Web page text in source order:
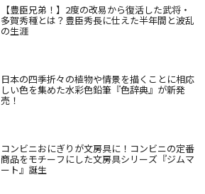
【豊臣兄弟！】2度の改易から復活した武将・
多賀秀種とは？豊臣秀長に仕えた半年間と波乱
の生涯
日本の四季折々の植物や情景を描くことに相応
しい色を集めた水彩色鉛筆『色辞典』が新発
売！
コンビニおにぎりが文房具に！コンビニの定番
商品をモチーフにした文房具シリーズ『ジムマ
ート』誕生